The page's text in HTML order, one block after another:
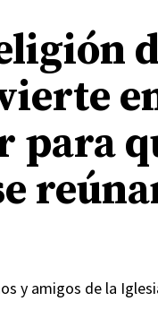
para
y amigos de la